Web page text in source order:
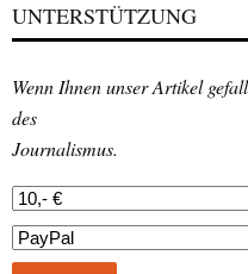
UNTERSTÜTZUNG
Wenn Ihnen unser Artikel
des
Journalismus.